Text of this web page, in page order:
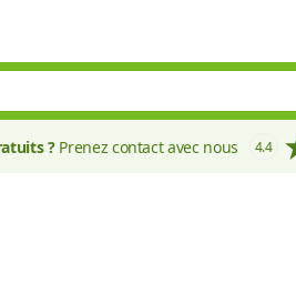
?Prenez contact avec nous 4.4